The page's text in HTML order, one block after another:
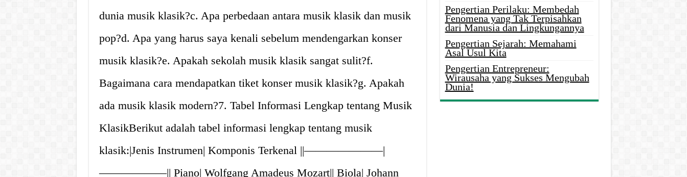
dunia musik klasik?c. Apa perbedaan antara musik klasik dan musik
pop?d. Apa yang harus saya kenali sebelum mendengarkan konser
musik klasik?e. Apakah sekolah musik klasik sangat sulit?f.
Bagaimana cara mendapatkan tiket konser musik klasik?g. Apakah
ada musik klasik modern?7. Tabel Informasi Lengkap tentang Musik
KlasikBerikut adalah tabel informasi lengkap tentang musik
klasik:|Jenis Instrumen| Komponis Terkenal ||———————|
——————|| Piano| Wolfgang Amadeus Mozart|| Biola| Johann
Pengertian Perilaku: Membedah
Fenomena yang Tak Terpisahkan
dari Manusia dan Lingkungannya
Pengertian Sejarah: Memahami
Asal Usul Kita
Pengertian Entrepreneur:
Wirausaha yang Sukses Mengubah
Dunia!